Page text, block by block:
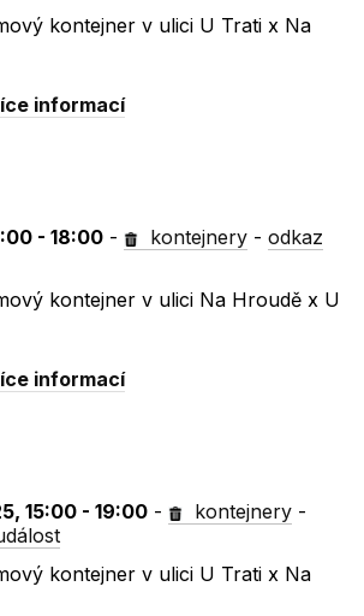
kontejner v ulici U Trati x Na
informací
- 18:00 - kontejnery -odkaz
kontejner v ulici Na Hroudě x U
informací
15:00 - 19:00 - kontejnery -
kontejner v ulici U Trati x Na